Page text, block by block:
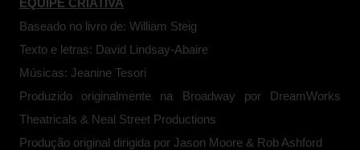
EQUIPE CRIATIVA
Baseado no livro de: William Steig
Texto e letras: David Lindsay-Abaire
Músicas: Jeanine Tesori
Produzido originalmente na Broadway por DreamWorks
Theatricals & Neal Street Productions
Produção original dirigida por Jason Moore & Rob Ashford